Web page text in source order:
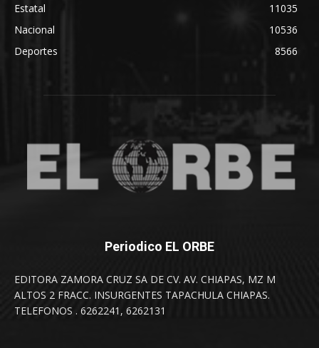
Estatal
11035
Nacional
10536
Deportes
8566
Periodico EL ORBE
EDITORA ZAMORA CRUZ SA DE CV. AV. CHIAPAS, MZ M
ALTOS 2 FRACC. INSURGENTES TAPACHULA CHIAPAS.
TELEFONOS . 6262241, 6262131